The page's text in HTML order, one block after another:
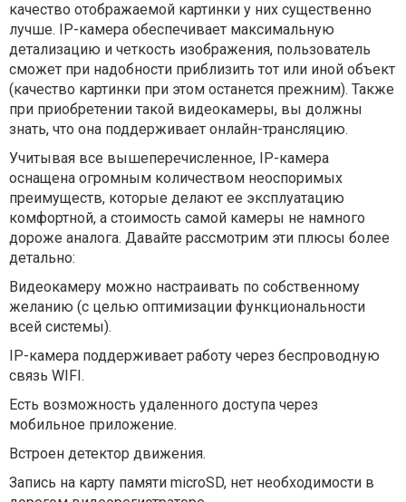
качество отображаемой картинки у них существенно
лучше. IP-камера обеспечивает максимальную
детализацию и четкость изображения, пользователь
сможет при надобности приблизить тот или иной объект
(качество картинки при этом останется прежним). Также
при приобретении такой видеокамеры, вы должны
знать, что она поддерживает онлайн-трансляцию.
Учитывая все вышеперечисленное, IP-камера
оснащена огромным количеством неоспоримых
преимуществ, которые делают ее эксплуатацию
комфортной, а стоимость самой камеры не намного
дороже аналога. Давайте рассмотрим эти плюсы более
детально:
Видеокамеру можно настраивать по собственному
желанию (с целью оптимизации функциональности
всей системы).
IP-камера поддерживает работу через беспроводную
связь WIFI.
Есть возможность удаленного доступа через
мобильное приложение.
Встроен детектор движения.
Запись на карту памяти microSD, нет необходимости в